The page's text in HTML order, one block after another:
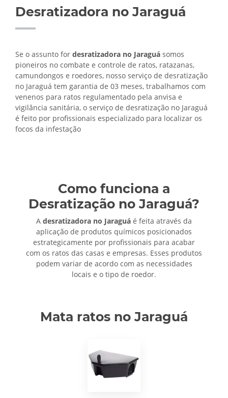
Desratizadora no Jaraguá
Se o assunto for desratizadora no Jaraguá somos
pioneiros no combate e controle de ratos, ratazanas,
camundongos e roedores, nosso serviço de desratização
no Jaraguá tem garantia de 03 meses, trabalhamos com
venenos para ratos regulamentado pela anvisa e
vigilância sanitária, o serviço de desratização no Jaraguá
é feito por profissionais especializado para localizar os
focos da infestação
Como funciona a
Desratização no Jaraguá?
A desratizadora no Jaraguá é feita através da
aplicação de produtos químicos posicionados
estrategicamente por profissionais para acabar
com os ratos das casas e empresas. Esses produtos
podem variar de acordo com as necessidades
locais e o tipo de roedor.
Mata ratos no Jaraguá